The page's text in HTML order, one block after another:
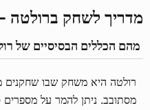
מדריך לשחק ברולטה
רולטה היא משחק שבו שחקנים
מסתובב. ניתן להמר על